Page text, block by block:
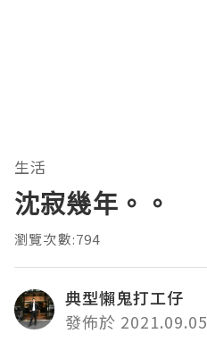
生活
沈寂幾年。。
瀏覽次數:794
典型懶鬼打工仔
發佈於 2021.09.05